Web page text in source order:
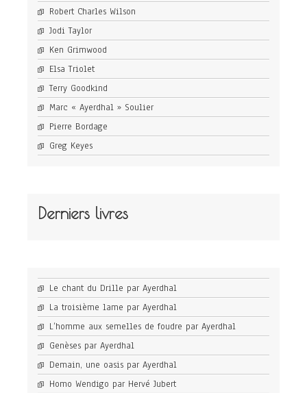
Robert Charles Wilson
Jodi Taylor
Ken Grimwood
Elsa Triolet
Terry Goodkind
Marc « Ayerdhal » Soulier
Pierre Bordage
Greg Keyes
Derniers livres
Le chant du Drille par Ayerdhal
La troisième lame par Ayerdhal
L’homme aux semelles de foudre par Ayerdhal
Genèses par Ayerdhal
Demain, une oasis par Ayerdhal
Homo Wendigo par Hervé Jubert